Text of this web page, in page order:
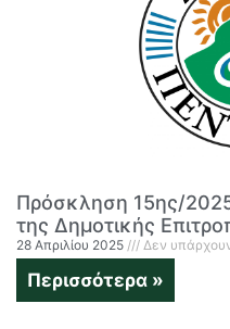
Πρόσκληση 15ης/
της Δημοτικής
28 Απριλίου 2025 Δεν
Περισσότερα »